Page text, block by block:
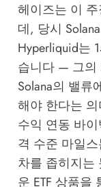
헤이즈는 이
데, 당시
Hyperliquid는
습니다 — 그의
Solana의 밸류
해야 한다는
수익 연동 바
격 수준 마일
차를 좁히지는
운 ETF 상품을